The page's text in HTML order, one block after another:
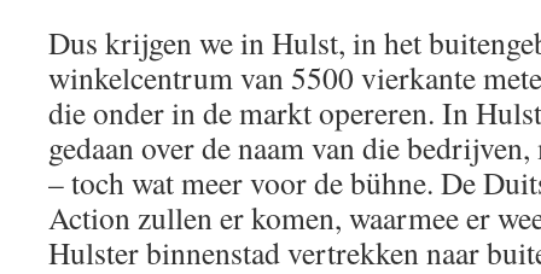
Dus krijgen we in Hulst, in het
winkelcentrum van 5500 vierkante
die onder in de markt opereren. In
gedaan over de naam van die
– toch wat meer voor de bühne. De
Action zullen er komen, waarmee er
Hulster binnenstad vertrekken naar